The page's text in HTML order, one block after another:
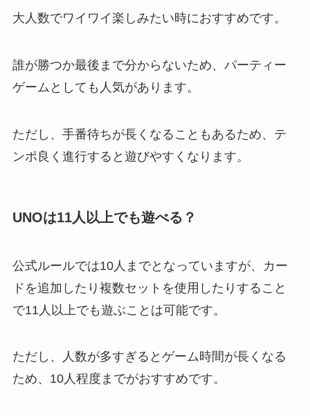
大人数でワイワイ楽しみたい時におすすめです。
誰が勝つか最後まで分からないため、パーティー
ゲームとしても人気があります。
ただし、手番待ちが長くなることもあるため、テ
ンポ良く進行すると遊びやすくなります。
UNOは11人以上でも遊べる？
公式ルールでは10人までとなっていますが、カー
ドを追加したり複数セットを使用したりすること
で11人以上でも遊ぶことは可能です。
ただし、人数が多すぎるとゲーム時間が長くなる
ため、10人程度までがおすすめです。